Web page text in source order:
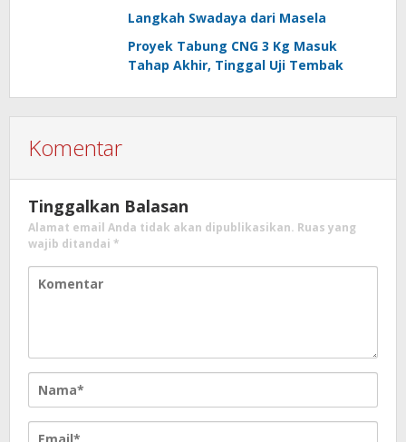
Langkah Swadaya dari Masela
Proyek Tabung CNG 3 Kg Masuk
Tahap Akhir, Tinggal Uji Tembak
Komentar
Tinggalkan Balasan
Alamat email Anda tidak akan dipublikasikan. Ruas yang
wajib ditandai *